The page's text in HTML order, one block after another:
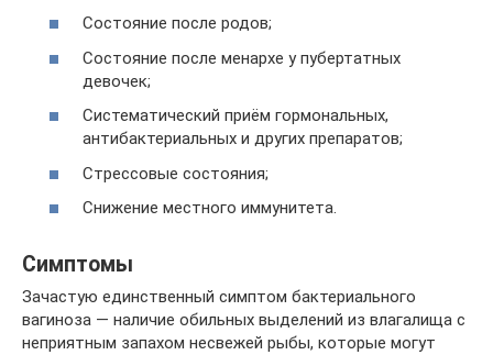
Состояние после родов;
Состояние после менархе у пубертатных
девочек;
Систематический приём гормональных,
антибактериальных и других препаратов;
Стрессовые состояния;
Снижение местного иммунитета.
Симптомы
Зачастую единственный симптом бактериального
вагиноза — наличие обильных выделений из влагалища с
неприятным запахом несвежей рыбы, которые могут